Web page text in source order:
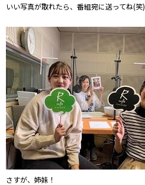
いい写真が取れたら、番組宛に送ってね(笑)
さすが、姉妹！